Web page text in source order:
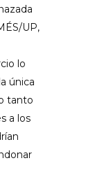
UP,
lo
única
tanto
a los